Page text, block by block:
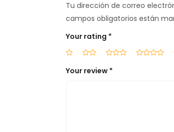
Tu dirección de correo
campos obligatorios están
Your rating *
Your review *